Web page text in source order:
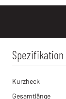
Kohrmann
Lieskauer Straße
Spezifikation
Kurzheck
Gesamtlänge